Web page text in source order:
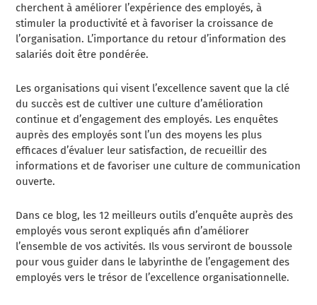
cherchent à améliorer l’expérience des employés, à
stimuler la productivité et à favoriser la croissance de
l’organisation. L’importance du retour d’information des
salariés doit être pondérée.
Les organisations qui visent l’excellence savent que la clé
du succès est de cultiver une culture d’amélioration
continue et d’engagement des employés. Les enquêtes
auprès des employés sont l’un des moyens les plus
efficaces d’évaluer leur satisfaction, de recueillir des
informations et de favoriser une culture de communication
ouverte.
Dans ce blog, les 12 meilleurs outils d’enquête auprès des
employés vous seront expliqués afin d’améliorer
l’ensemble de vos activités. Ils vous serviront de boussole
pour vous guider dans le labyrinthe de l’engagement des
employés vers le trésor de l’excellence organisationnelle.